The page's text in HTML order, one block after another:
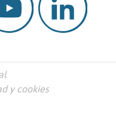
y cookies